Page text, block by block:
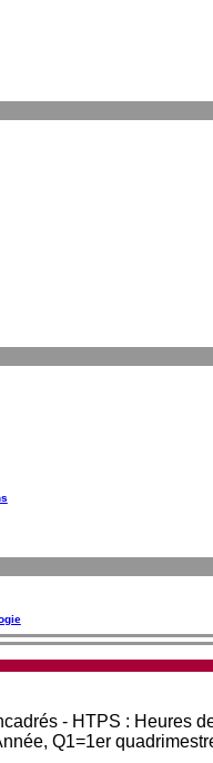
- HTPS : Heures
Q1=1er